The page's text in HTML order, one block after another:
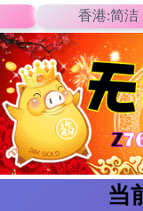
香港:简洁
当